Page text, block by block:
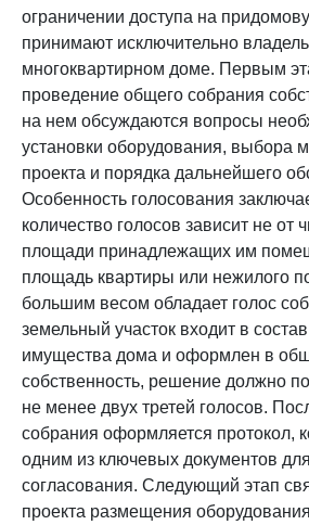
ограничении доступа на
принимают исключительно
многоквартирном доме. Первым
проведение общего собрания
на нем обсуждаются вопросы
установки оборудования, выбора
проекта и порядка дальнейшего
Особенность голосования
количество голосов зависит не от
площади принадлежащих им
площадь квартиры или нежилого
большим весом обладает голос
земельный участок входит в
имущества дома и оформлен в
собственность, решение должно
не менее двух третей голосов.
собрания оформляется протокол,
одним из ключевых документов
согласования. Следующий этап
проекта размещения